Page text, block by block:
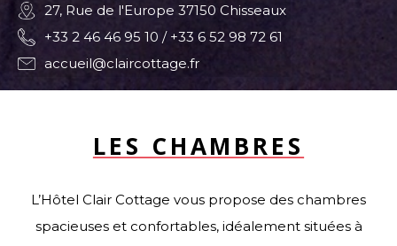
27, Rue de l'Europe 37150 Chisseaux
+33 2 46 46 95 10 / +33 6 52 98 72 61
accueil@claircottage.fr
LES CHAMBRES
L’Hôtel Clair Cottage vous propose des chambres
spacieuses et confortables, idéalement situées à